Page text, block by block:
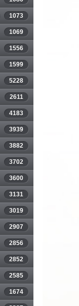
1073
1069
1556
1599
5228
2611
4183
3939
3882
3702
3600
3131
3019
2907
2856
2852
2585
1674